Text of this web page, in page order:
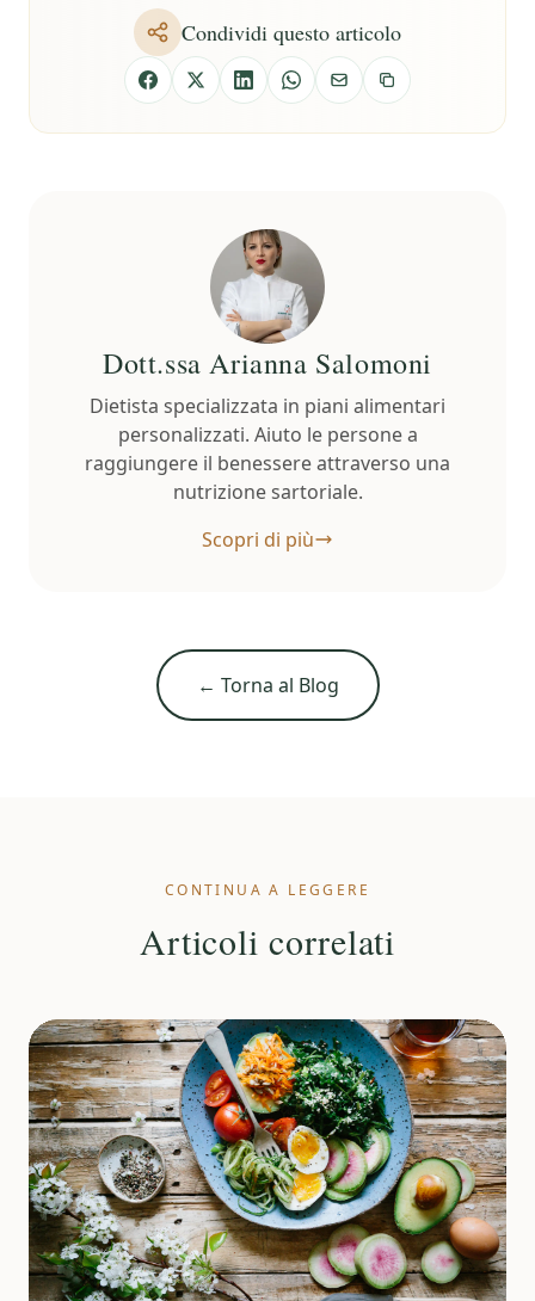
Condividi questo articolo
Dott.ssa Arianna Salomoni
Dietista specializzata in piani alimentari
personalizzati. Aiuto le persone a
raggiungere il benessere attraverso una
nutrizione sartoriale.
Scopri di più
← Torna al Blog
CONTINUA A LEGGERE
Articoli correlati